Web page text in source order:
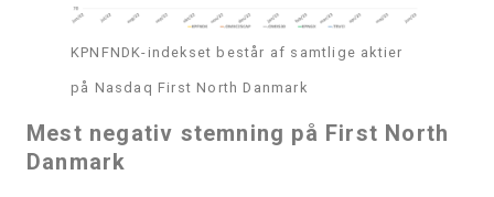
KPNFNDK-indekset består af samtlige aktier
på Nasdaq First North Danmark
Mest negativ stemning på First North
Danmark